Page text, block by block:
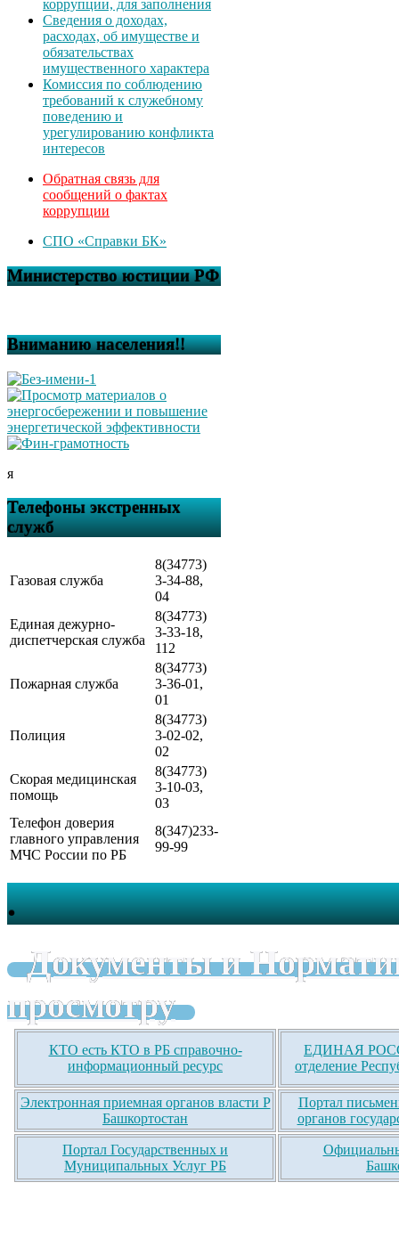
коррупции, для заполнения
Сведения о доходах,
расходах, об имуществе и
обязательствах
имущественного характера
Комиссия по соблюдению
требований к служебному
поведению и
урегулированию конфликта
интересов
Обратная связь для
сообщений о фактах
коррупции
СПО «Справки БК»
Министерство юстиции РФ
Вниманию населения!!
я
Телефоны экстренных
служб
Газовая служба
8(34773)
3-34-88,
04
Единая дежурно-
диспетчерская служба
8(34773)
3-33-18,
112
Пожарная служба
8(34773)
3-36-01,
01
Полиция
8(34773)
3-02-02,
02
Скорая медицинская
помощь
8(34773)
3-10-03,
03
Телефон доверия
главного управления
МЧС России по РБ
8(347)233-
99-99
.
Документы и
просмотру
КТО есть КТО в РБ справочно-
информационный ресурс
ЕДИНАЯ
отделение
Электронная приемная органов власти Р
Башкортостан
Портал
органов
Портал Государственных и
Муниципальных Услуг РБ